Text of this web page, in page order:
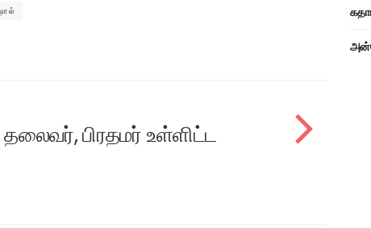
தலைவர், பிரதமர் உள்ளிட்ட